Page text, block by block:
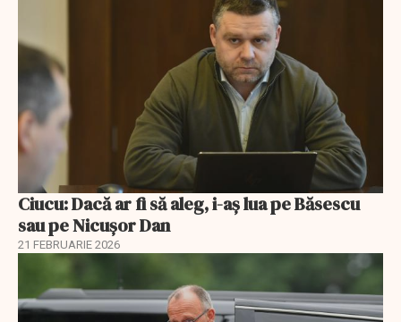
Ciucu: Dacă ar fi să aleg, i-aș lua pe Băsescu
sau pe Nicușor Dan
21 FEBRUARIE 2026